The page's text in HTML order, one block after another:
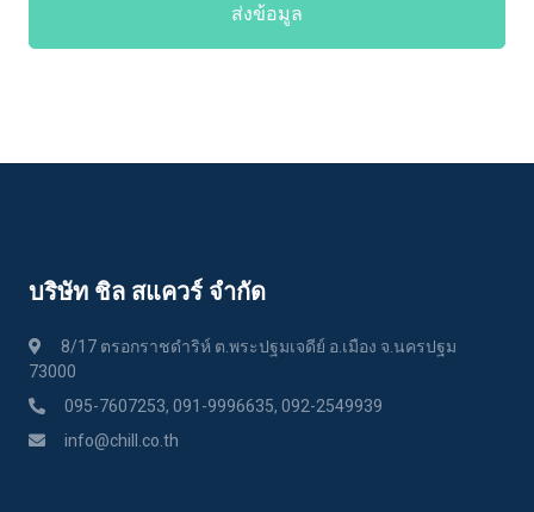
ส่งข้อมูล
บริษัท ชิล สแควร์ จำกัด
8/17 ตรอกราชดำริห์ ต.พระปฐมเจดีย์ อ.เมือง จ.นครปฐม
73000
095-7607253, 091-9996635, 092-2549939
info@chill.co.th